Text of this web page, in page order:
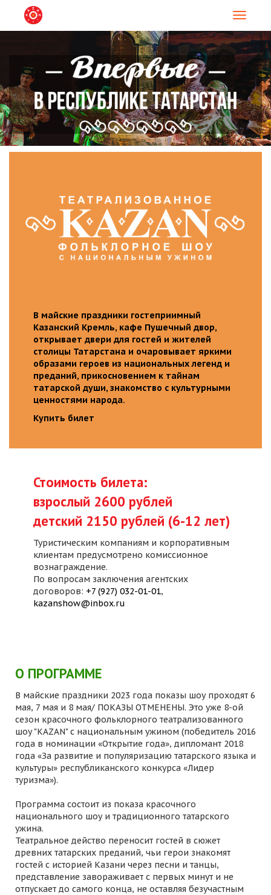
В майские праздники гостеприимный
Казанский Кремль, кафе Пушечный двор,
открывает двери для гостей и жителей
столицы Татарстана и очаровывает яркими
образами героев из национальных легенд и
преданий, прикосновением к тайнам
татарской души, знакомство с культурными
ценностями народа.
Купить билет
Стоимость билета:
взрослый 2600 рублей
детский 2150 рублей (6-12 лет)
Туристическим компаниям и корпоративным
клиентам предусмотрено комиссионное
вознаграждение.
По вопросам заключения агентских
договоров: +7 (927) 032-01-01,
kazanshow@inbox.ru
О ПРОГРАММЕ
В майские праздники 2023 года показы шоу проходят 6
мая, 7 мая и 8 мая/ ПОКАЗЫ ОТМЕНЕНЫ. Это уже 8-ой
сезон красочного фольклорного театрализованного
шоу "KAZAN" с национальным ужином (победитель 2016
года в номинации «Открытие года», дипломант 2018
года «За развитие и популяризацию татарского языка и
культуры» республиканского конкурса «Лидер
туризма»).
Программа состоит из показа красочного
национального шоу и традиционного татарского
ужина.
Театральное действо переносит гостей в сюжет
древних татарских преданий, чьи герои знакомят
гостей с историей Казани через песни и танцы,
представление завораживает с первых минут и не
отпускает до самого конца, не оставляя безучастным